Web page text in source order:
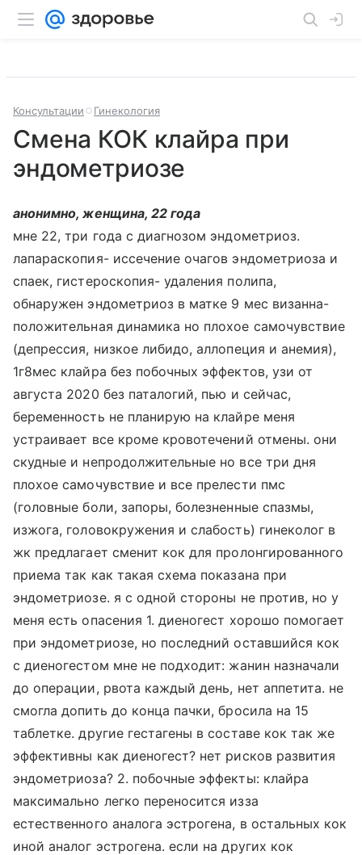
Консультации Гинекология
Смена КОК клайра при
эндометриозе
анонимно, женщина, 22 года
мне 22, три года с диагнозом эндометриоз.
лапараскопия- иссечение очагов эндометриоза и
спаек, гистероскопия- удаления полипа,
обнаружен эндометриоз в матке 9 мес визанна-
положительная динамика но плохое самочувствие
(депрессия, низкое либидо, аллопеция и анемия),
1г8мес клайра без побочных эффектов, узи от
августа 2020 без паталогий, пью и сейчас,
беременность не планирую на клайре меня
устраивает все кроме кровотечений отмены. они
скудные и непродолжительные но все три дня
плохое самочувствие и все прелести пмс
(головные боли, запоры, болезненные спазмы,
изжога, головокружения и слабость) гинеколог в
жк предлагает сменит кок для пролонгированного
приема так как такая схема показана при
эндометриозе. я с одной стороны не против, но у
меня есть опасения 1. диеногест хорошо помогает
при эндометриозе, но последний оставшийся кок
с диеногестом мне не подходит: жанин назначали
до операции, рвота каждый день, нет аппетита. не
смогла допить до конца пачки, бросила на 15
таблетке. другие гестагены в составе кок так же
эффективны как диеногест? нет рисков развития
эндометриоза? 2. побочные эффекты: клайра
максимально легко переносится изза
естественного аналога эстрогена, в остальных кок
иной аналог эстрогена. если на других кок